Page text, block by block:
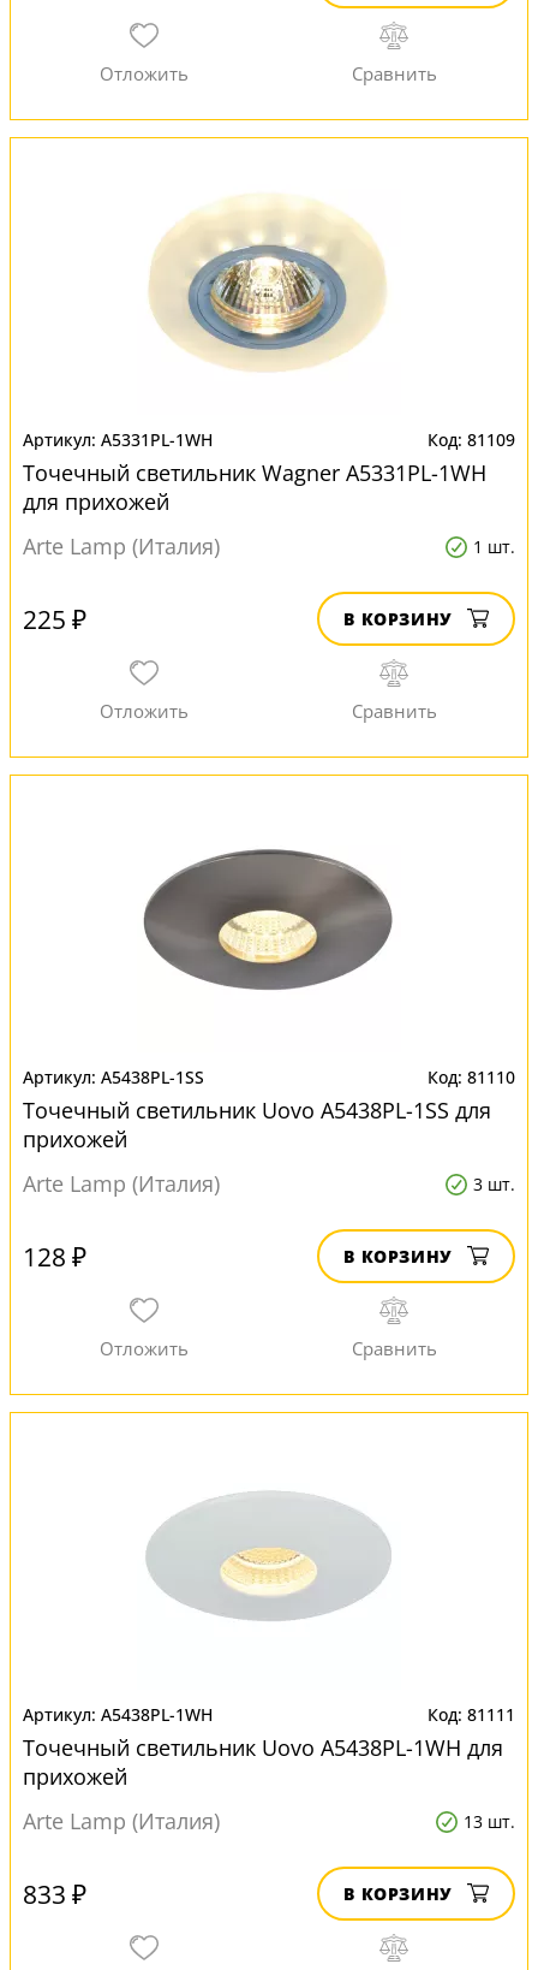
A5331PL-1WH 81109
Точечный светильник Wagner A5331PL-1WH
для прихожей
Arte Lamp (Италия)
1 шт.
225 ₽ В КОРЗИНУ
A5438PL-1SS 81110
Точечный светильник Uovo A5438PL-1SS для
прихожей
Arte Lamp (Италия)
3 шт.
128 ₽ В КОРЗИНУ
A5438PL-1WH 81111
Точечный светильник Uovo A5438PL-1WH для
прихожей
Arte Lamp (Италия)
13 шт.
833 ₽ В КОРЗИНУ